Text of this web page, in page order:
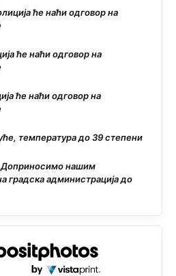
ће наћи одговор на
ће наћи одговор на
ће наћи одговор на
температура до 39 степени
нашим
градска администрација до